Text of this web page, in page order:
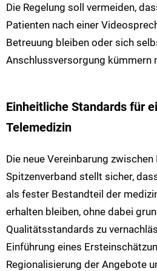
Die Regelung soll vermeiden,
Patienten nach einer
Betreuung bleiben oder sich
Anschlussversorgung kümmern
Einheitliche Standards für
Telemedizin
Die neue Vereinbarung zwischen
Spitzenverband stellt sicher,
als fester Bestandteil der
erhalten bleiben, ohne dabei
Qualitätsstandards zu
Einführung eines
Regionalisierung der Angebote